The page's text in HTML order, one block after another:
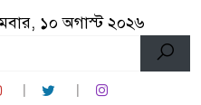
১০ অগাস্ট ২০২৬